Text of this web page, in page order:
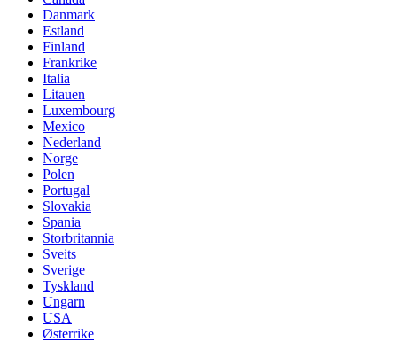
Danmark
Estland
Finland
Frankrike
Italia
Litauen
Luxembourg
Mexico
Nederland
Norge
Polen
Portugal
Slovakia
Spania
Storbritannia
Sveits
Sverige
Tyskland
Ungarn
USA
Østerrike